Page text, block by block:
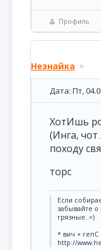
Профиль
Незнайка
Дата: Пт,
ХотИшь
(Инга, чот
походу
торс
Если
забывайте о
грязные..=)
* вич + гепС
http://